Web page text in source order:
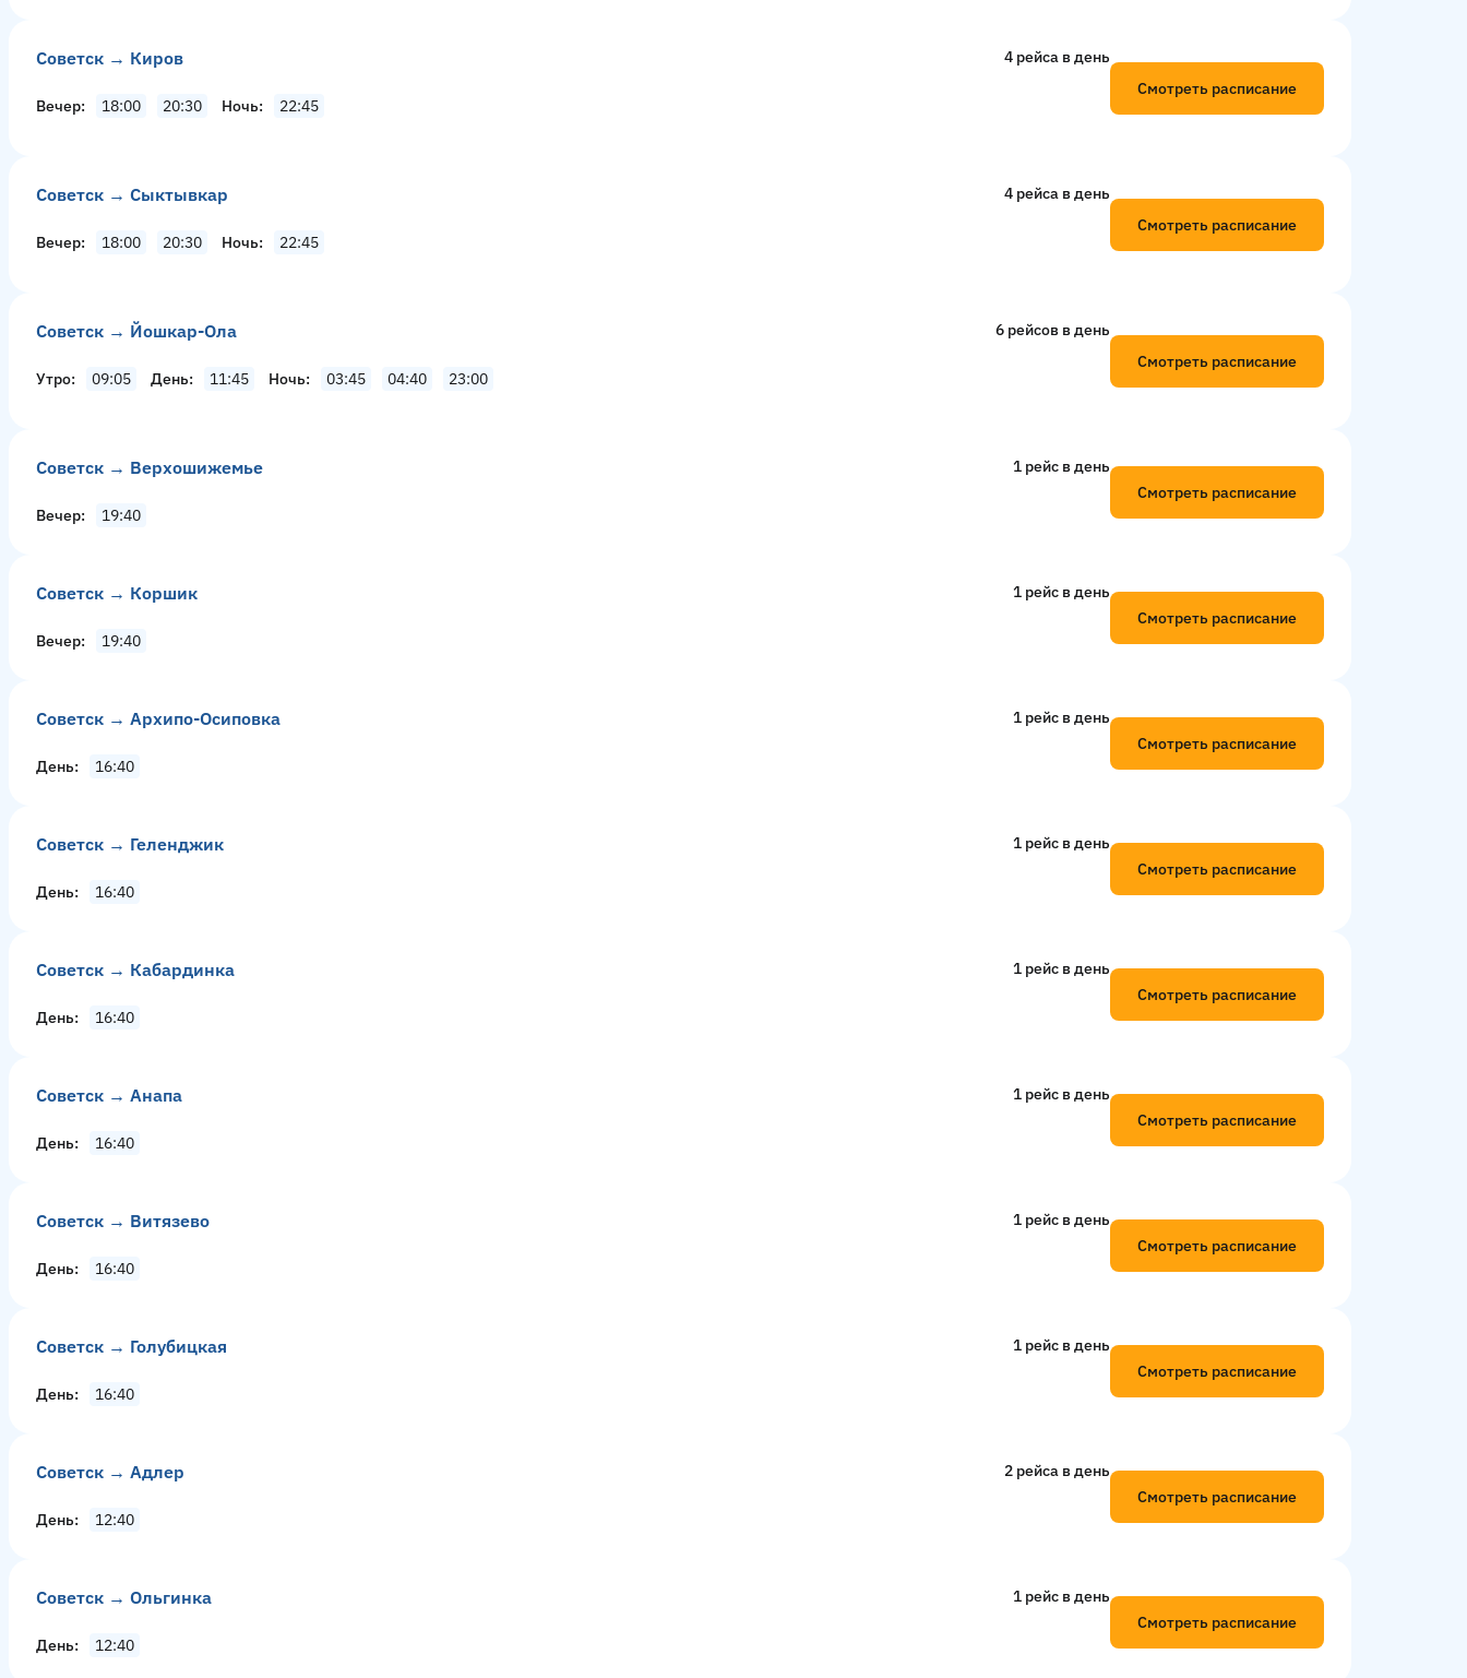
Советск → Киров 4 рейсa в день
Вечер 18:00 20:30 Ночь 22:45
Смотреть расписание
Советск → Сыктывкар 4 рейсa в день
Вечер 18:00 20:30 Ночь 22:45
Смотреть расписание
Советск → Йошкар-Ола 6 рейсов в день
Утро 09:05 День 11:45 Ночь 03:45 04:40 23:00
Смотреть расписание
Советск → Верхошижемье 1 рейс в день
Вечер 19:40
Смотреть расписание
Советск → Коршик 1 рейс в день
Вечер 19:40
Смотреть расписание
Советск → Архипо-Осиповка 1 рейс в день
День 16:40
Смотреть расписание
Советск → Геленджик 1 рейс в день
День 16:40
Смотреть расписание
Советск → Кабардинка 1 рейс в день
День 16:40
Смотреть расписание
Советск → Анапа 1 рейс в день
День 16:40
Смотреть расписание
Советск → Витязево 1 рейс в день
День 16:40
Смотреть расписание
Советск → Голубицкая 1 рейс в день
День 16:40
Смотреть расписание
Советск → Адлер 2 рейсa в день
День 12:40
Смотреть расписание
Советск → Ольгинка 1 рейс в день
День 12:40
Смотреть расписание